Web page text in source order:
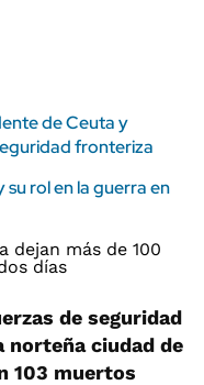
de Ceuta y
fronteriza
su rol en la guerra en
de seguridad
norteña ciudad de
103 muertos